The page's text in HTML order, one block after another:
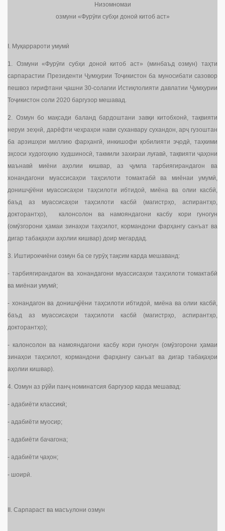
Низомномаи
озмуни «Фурӯғи субҳи доноӣ китоб аст»
I. Муқаррароти умумӣ
1. Озмуни «Фурӯғи субҳи доноӣ китоб аст» (минбаъд озмун) таҳти
сарпарастии Президенти Ҷумҳурии Тоҷикистон ба муносибати сазовор
пешвоз гирифтани ҷашни 30-солагии Истиқлолияти давлатии Ҷумҳурии
Тоҷикистон соли 2020 баргузор мешавад.
2. Озмун бо мақсади баланд бардоштани завқи китобхонӣ, тақвияти
неруи зеҳнӣ, дарёфти чеҳраҳои нави суханвару сухандон, арҷ гузоштан
ба арзишҳои миллию фарҳангӣ, инкишофи қобилияти эҷодӣ, таҳкими
эҳсоси худогоҳию худшиносӣ, такмили захираи луғавӣ, тақвияти ҷаҳони
маънавӣ миёни аҳолии кишвар, аз ҷумла тарбиягирандагон ва
хонандагони муассисаҳои таҳсилоти томактабӣ ва миёнаи умумӣ,
донишҷӯёни муассисаҳои таҳсилоти ибтидоӣ, миёна ва олии касбӣ,
баъд аз муассисаҳои таҳсилоти касбӣ (магистрҳо, аспирантҳо,
докторантҳо), калонсолон ва намояндагони касбу кори гуногун
(омӯзгорони ҳамаи зинаҳои таҳсилот, кормандони фарҳангу санъат ва
дигар табақаҳои аҳолии кишвар) доир мегардад.
3. Иштирокчиёни озмун ба се гурӯҳ тақсим карда мешаванд:
- тарбиягирандагон ва хонандагони муассисаҳои таҳсилоти томактабӣ
ва миёнаи умумӣ;
- хонандагон ва донишҷӯёни таҳсилоти ибтидоӣ, миёна ва олии касбӣ,
баъд аз муассисаҳои таҳсилоти касбӣ (магистрҳо, аспирантҳо,
докторантҳо);
- калонсолон ва намояндагони касбу кори гуногун (омӯзгорони ҳамаи
зинаҳои таҳсилот, кормандони фарҳангу санъат ва дигар табақаҳои
аҳолии кишвар).
4. Озмун аз рӯйи панҷ номинатсия баргузор карда мешавад:
- адабиёти классикӣ;
- адабиёти муосир;
- адабиёти бачагона;
- адабиёти ҷаҳон;
- шоирӣ.
II. Сарпараст ва масъулони озмун